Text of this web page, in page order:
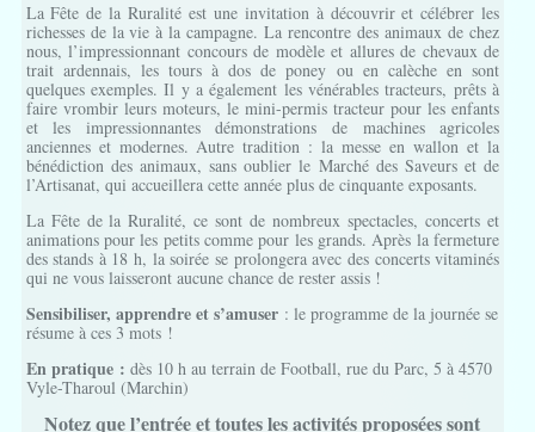
La Fête de la Ruralité est une invitation à découvrir et célébrer les
richesses de la vie à la campagne. La rencontre des animaux de chez
nous, l’impressionnant concours de modèle et allures de chevaux de
trait ardennais, les tours à dos de poney ou en calèche en sont
quelques exemples. Il y a également les vénérables tracteurs, prêts à
faire vrombir leurs moteurs, le mini-permis tracteur pour les enfants
et les impressionnantes démonstrations de machines agricoles
anciennes et modernes. Autre tradition : la messe en wallon et la
bénédiction des animaux, sans oublier le Marché des Saveurs et de
l’Artisanat, qui accueillera cette année plus de cinquante exposants.
La Fête de la Ruralité, ce sont de nombreux spectacles, concerts et
animations pour les petits comme pour les grands. Après la fermeture
des stands à 18 h, la soirée se prolongera avec des concerts vitaminés
qui ne vous laisseront aucune chance de rester assis !
Sensibiliser, apprendre et s’amuser: le programme de la journée se
résume à ces 3 mots !
En pratique : dès 10 h au terrain de Football, rue du Parc, 5 à 4570
Vyle-Tharoul (Marchin)
Notez que l’entrée et toutes les activités proposées sont